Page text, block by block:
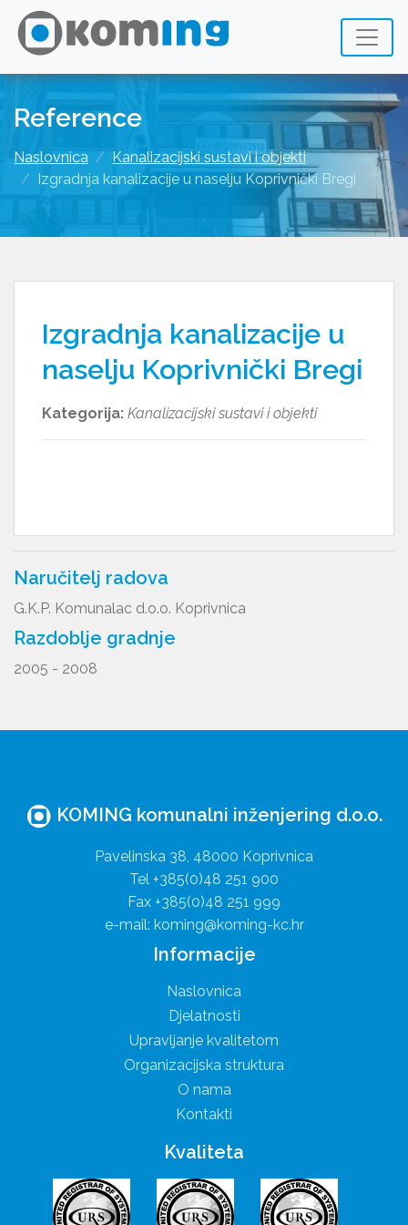
Reference
Naslovnica
Kanalizacijski sustavi i objekti
Izgradnja kanalizacije u naselju Koprivnički Bregi
Izgradnja kanalizacije u
naselju Koprivnički Bregi
Kategorija: Kanalizacijski sustavi i objekti
Naručitelj radova
G.K.P. Komunalac d.o.o. Koprivnica
Razdoblje gradnje
2005 - 2008
KOMING komunalni inženjering d.o.o.
Pavelinska 38, 48000 Koprivnica
Tel +385(0)48 251 900
Fax +385(0)48 251 999
e-mail: koming@koming-kc.hr
Informacije
Naslovnica
Djelatnosti
Upravljanje kvalitetom
Organizacijska struktura
O nama
Kontakti
Kvaliteta